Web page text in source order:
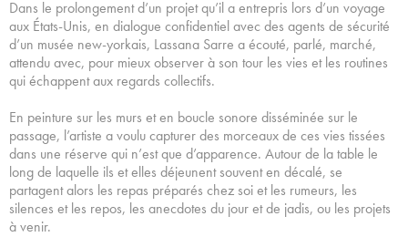
Dans le prolongement d’un projet qu’il a entrepris lors d’un voyage
aux États-Unis, en dialogue confidentiel avec des agents de sécurité
d’un musée new-yorkais, Lassana Sarre a écouté, parlé, marché,
attendu avec, pour mieux observer à son tour les vies et les routines
qui échappent aux regards collectifs.
En peinture sur les murs et en boucle sonore disséminée sur le
passage, l’artiste a voulu capturer des morceaux de ces vies tissées
dans une réserve qui n’est que d’apparence. Autour de la table le
long de laquelle ils et elles déjeunent souvent en décalé, se
partagent alors les repas préparés chez soi et les rumeurs, les
silences et les repos, les anecdotes du jour et de jadis, ou les projets
à venir.